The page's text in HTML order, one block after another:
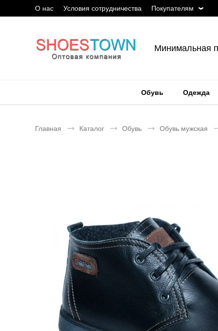
О нас Условия сотрудничества Покупателям
Минимальная
Обувь Одежда
Главная Каталог Обувь Обувь мужская